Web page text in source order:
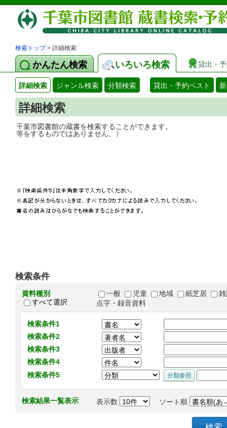
検索トップ> 詳細検索
かんたん検索 いろいろ検索 貸出・
詳細検索 ジャンル検索 分類検索 貸出・予約ベスト
詳細検索
千葉市図書館の蔵書を検索することがで
等をするものではありません。）
検索条件
資料種別
すべて選択
一般 児童 地域 紙芝居
点字・録音資料
検索条件1
検索条件2
検索条件3
検索条件4
検索条件5
検索結果一覧表示 表示数 ソート順